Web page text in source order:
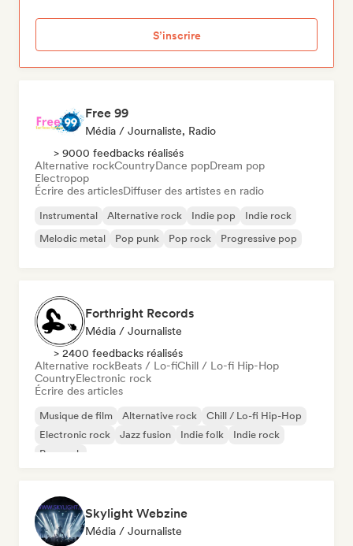
S’inscrire
Free 99
Média / Journaliste, Radio
> 9000 feedbacks réalisés
Alternative rockCountryDance popDream pop
Electropop
Écrire des articlesDiffuser des artistes en radio
Instrumental Alternative rock Indie pop
Indie rock
Melodic metal
Pop punk Pop rock Progressive pop
Forthright Records
Média / Journaliste
> 2400 feedbacks réalisés
Alternative rockBeats / Lo-fiChill / Lo-fi Hip-Hop
CountryElectronic rock
Écrire des articles
Musique de film Alternative rock
Chill / Lo-fi Hip-Hop
Electronic rock
Jazz fusion Indie folk
Indie rock
Pop rock
Skylight Webzine
Média / Journaliste